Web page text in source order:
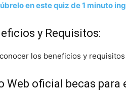
en este quiz de 1 minuto
y Requisitos:
los beneficios y
Web oficial becas para